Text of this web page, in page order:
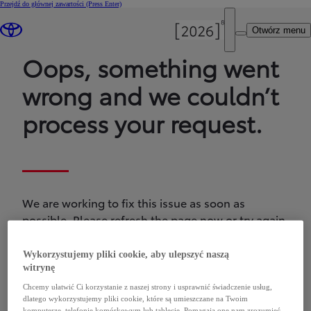
Przejdź do głównej zawartości (Press Enter)
Otwórz menu
Oops, something went
wrong and we couldn’t
process your request.
We are working to fix this issue as soon as
possible. Please refresh the page now or try again
Wykorzystujemy pliki cookie, aby ulepszyć naszą
witrynę
Chcemy ułatwić Ci korzystanie z naszej strony i usprawnić świadczenie usług,
dlatego wykorzystujemy pliki cookie, które są umieszczane na Twoim